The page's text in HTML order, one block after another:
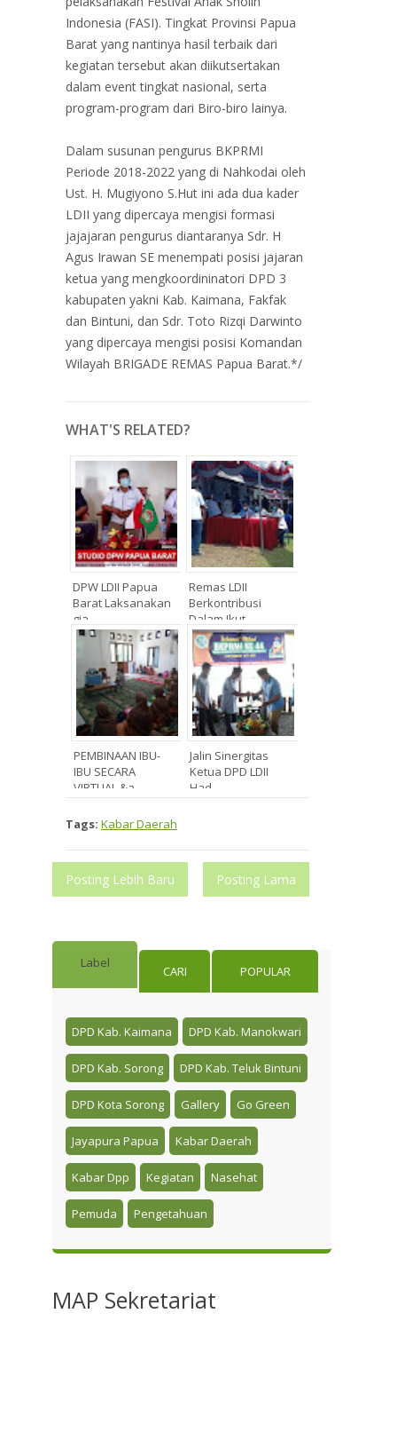
Indonesia (FASI). Tingkat Provinsi Papua
Barat yang nantinya hasil terbaik dari
kegiatan tersebut akan diikutsertakan
dalam event tingkat nasional, serta
program-program dari Biro-biro lainya.
Dalam susunan pengurus BKPRMI
Periode 2018-2022 yang di Nahkodai oleh
Ust. H. Mugiyono S.Hut ini ada dua kader
LDII yang dipercaya mengisi formasi
jajajaran pengurus diantaranya Sdr. H
Agus Irawan SE menempati posisi jajaran
ketua yang mengkoordininatori DPD 3
kabupaten yakni Kab. Kaimana, Fakfak
dan Bintuni, dan Sdr. Toto Rizqi Darwinto
yang dipercaya mengisi posisi Komandan
Wilayah BRIGADE REMAS Papua Barat.*/
WHAT'S RELATED?
DPW LDII Papua
Barat Laksanakan
gia...
Remas LDII
Berkontribusi
Dalam Ikut...
PEMBINAAN IBU-
IBU SECARA
VIRTUAL &a...
Jalin Sinergitas
Ketua DPD LDII
Had...
Tags: Kabar Daerah
Posting Lebih Baru Posting Lama
Label
CARI POPULAR
DPD Kab. Kaimana DPD Kab. Manokwari
DPD Kab. Sorong DPD Kab. Teluk Bintuni
DPD Kota Sorong Gallery Go Green
Jayapura Papua Kabar Daerah
Kabar Dpp Kegiatan Nasehat
Pemuda Pengetahuan
MAP Sekretariat